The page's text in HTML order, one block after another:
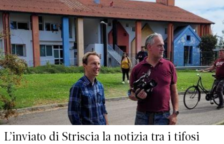
L’inviato di Striscia la notizia tra i tifosi